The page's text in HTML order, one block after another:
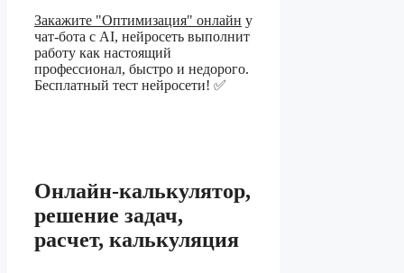
Закажите "Оптимизация" онлайн у
чат-бота с AI, нейросеть выполнит
работу как настоящий
профессионал, быстро и недорого.
Бесплатный тест нейросети! ✅
Онлайн-калькулятор,
решение задач,
расчет, калькуляция